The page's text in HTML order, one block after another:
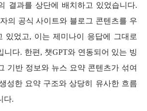
결과를 상단에 배치하고 있었습니다.
의 공식 사이트와 블로그 콘텐츠를 우
있었고, 이는 제미나이 응답에 그대로
니다. 한편, 챗GPT와 연동되어 있는 빙
기반 정보와 뉴스 요약 콘텐츠가 섞여
성한 요약 구조와 상당히 유사한 흐름
다.